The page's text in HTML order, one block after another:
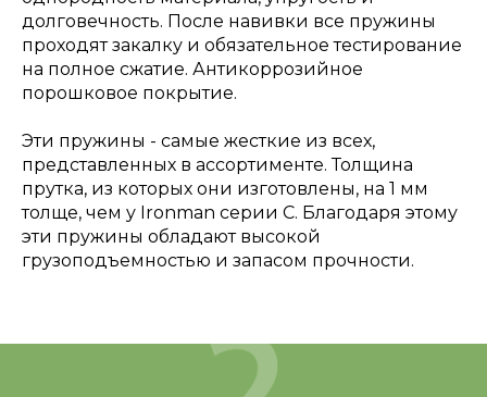
долговечность. После навивки все пружины
проходят закалку и обязательное тестирование
на полное сжатие. Антикоррозийное
порошковое покрытие.
Эти пружины - самые жесткие из всех,
представленных в ассортименте. Толщина
прутка, из которых они изготовлены, на 1 мм
толще, чем у Ironman серии С. Благодаря этому
эти пружины обладают высокой
грузоподъемностью и запасом прочности.